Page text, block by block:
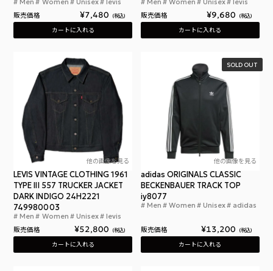
リーバイス シルバータブ トラッカージャケット
Men Women Unisex levis
販売価格 ¥7,480 税込
カートに入れる
Men Women Unisex levis
販売価格 ¥9,680 税込
カートに入れる
他の画像を見る
LEVIS VINTAGE CLOTHING 1961
TYPE III 557 TRUCKER JACKET
DARK INDIGO 24H2221
749980003
Men Women Unisex levis
販売価格 ¥52,800 税込
カートに入れる
他の画像を見る
adidas ORIGINALS CLASSIC
BECKENBAUER TRACK TOP
iy8077
Men Women Unisex adidas
販売価格 ¥13,200 税込
SOLD OUT
カートに入れる